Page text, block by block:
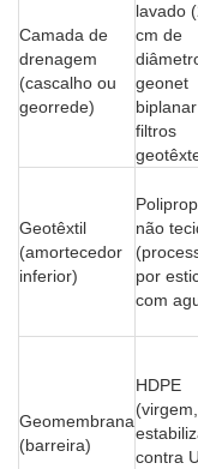
Camada de
drenagem
(cascalho ou
georrede)
lavado
cm de
geonet
filtros
Geotêxtil
(amortecedor
inferior)
não
por
com
Geomembrana
(barreira)
HDPE
(virgem,
contra